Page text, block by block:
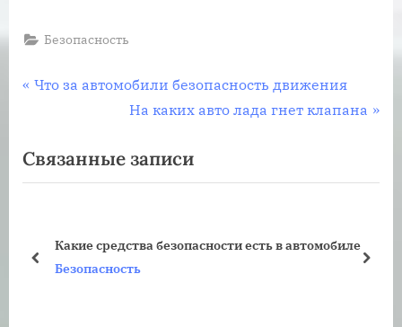
Безопасность
Навигация
записям
П
д
ы
щ
Что за автомобили безопасность движения
С
е
д
На каких авто лада гнет клапана
Связанные записи
Какие средства безопасности есть в автомобиле
Безопасность
пред